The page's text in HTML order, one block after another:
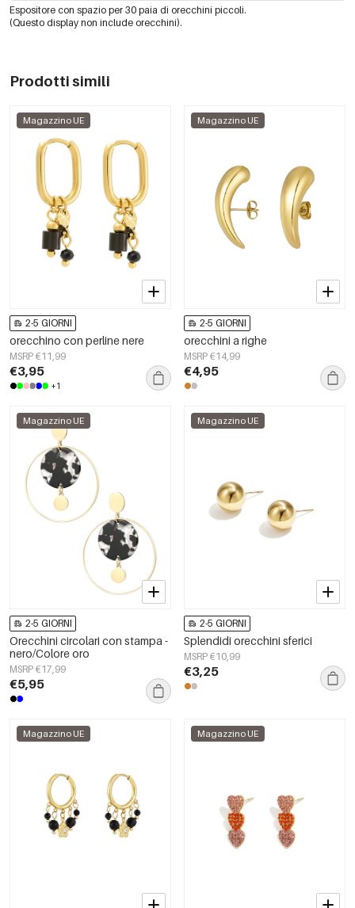
Espositore con spazio per 30 paia di orecchini piccoli.
(Questo display non include orecchini).
Prodotti simili
Magazzino UE
2-5 GIORNI
orecchino con perline nere
MSRP €11,99
€3,95
+1
Magazzino UE
2-5 GIORNI
orecchini a righe
MSRP €14,99
€4,95
Magazzino UE
2-5 GIORNI
Orecchini circolari con stampa -
nero/Colore oro
MSRP €17,99
€5,95
Magazzino UE
2-5 GIORNI
Splendidi orecchini sferici
MSRP €10,99
€3,25
Magazzino UE Magazzino UE